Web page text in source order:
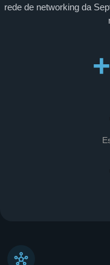
rede de networking da